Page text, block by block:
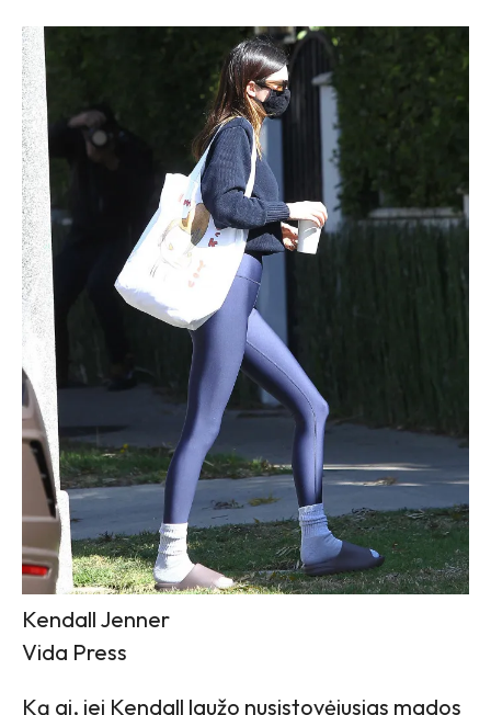
Kendall Jenner
Vida Press
Ką gi, jei Kendall laužo nusistovėjusias mados